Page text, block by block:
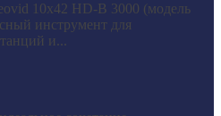
10x42 HD-В 3000 (модель
инструмент для
и...